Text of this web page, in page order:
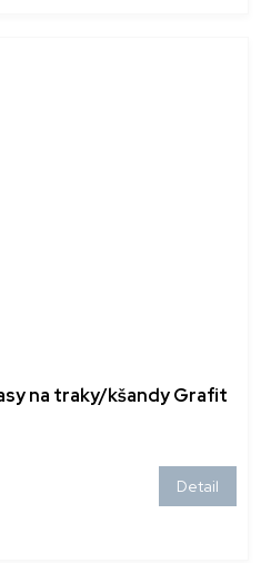
na traky/kšandy Grafit
Detail